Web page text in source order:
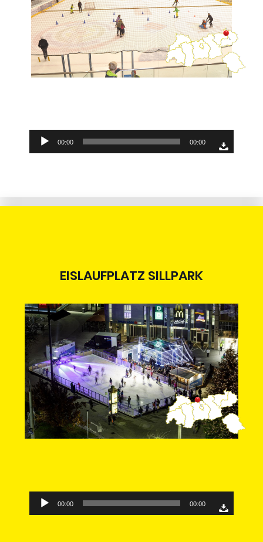
Audio-
Player
00:00 00:00
EISLAUFPLATZ SILLPARK
Audio-
Player
00:00 00:00